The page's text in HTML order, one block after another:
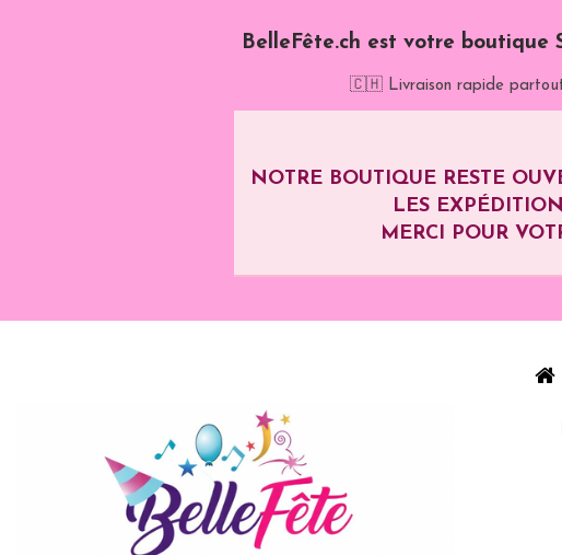
BelleFête.ch est votre boutique
🇨🇭 Livraison rapide partout
NOTRE BOUTIQUE RESTE
LES
MERCI POUR